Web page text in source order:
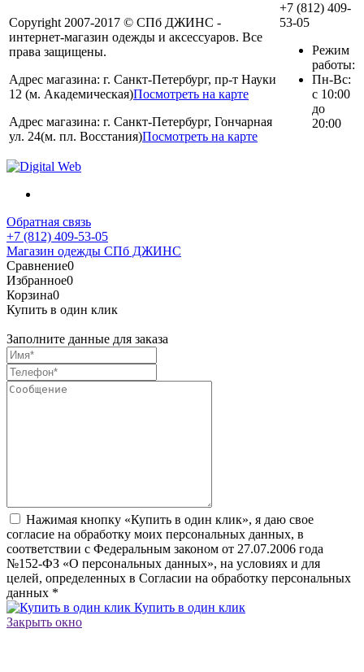
Copyright 2007-2017 © СПб ДЖИНС -
интернет-магазин одежды и аксессуаров. Все
права защищены.
Адрес магазина: г. Санкт-Петербург, пр-т Науки
12 (м. Академическая)Посмотреть на карте
Адрес магазина: г. Санкт-Петербург, Гончарная
ул. 24(м. пл. Восстания)Посмотреть на карте
+7 (812) 409-
53-05
Режим
работы:
Пн-Вс:
с 10:00
до
20:00
Обратная связь
+7 (812) 409-53-05
Магазин одежды СПб ДЖИНС
Сравнение0
Избранное0
Корзина0
Купить в один клик
Заполните данные для заказа
Нажимая кнопку «Купить в один клик», я даю свое
согласие на обработку моих персональных данных, в
соответствии с Федеральным законом от 27.07.2006 года
№152-ФЗ «О персональных данных», на условиях и для
целей, определенных в Согласии на обработку персональных
данных *
Купить в один клик
Закрыть окно